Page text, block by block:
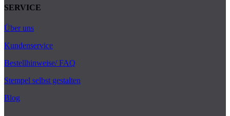
SERVICE
Über uns
Kundenservice
Bestellhinweise/ FAQ
Stempel selbst gestalten
Blog